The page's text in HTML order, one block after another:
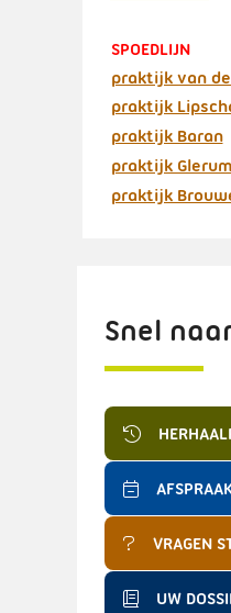
SPOEDLIJN
praktijk van
praktijk
praktijk Baran
praktijk Glerum
praktijk
Snel
VRAGEN
UW